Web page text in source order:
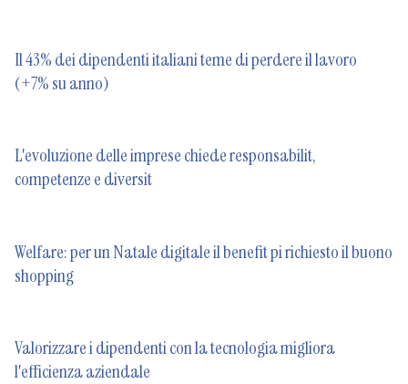
Il 43% dei dipendenti italiani teme di perdere il lavoro
(+7% su anno)
L'evoluzione delle imprese chiede responsabilit,
competenze e diversit
Welfare: per un Natale digitale il benefit pi richiesto il buono
shopping
Valorizzare i dipendenti con la tecnologia migliora
l'efficienza aziendale